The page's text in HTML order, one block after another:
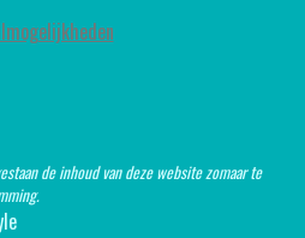
de inhoud van deze website zomaar te